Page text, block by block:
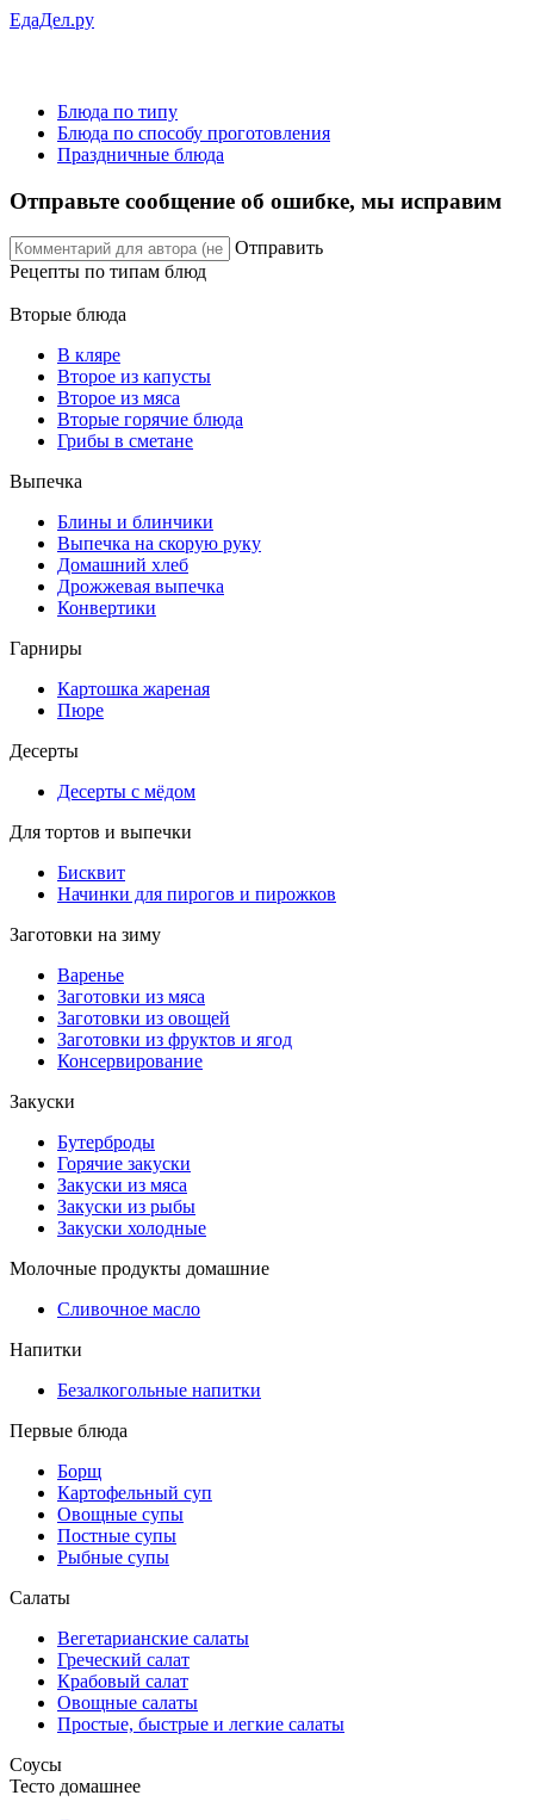
ЕдаДел.ру
Блюда по типу
Блюда по способу проготовления
Праздничные блюда
Отправьте сообщение об ошибке, мы исправим
Отправить
Рецепты по типам блюд
Вторые блюда
В кляре
Второе из капусты
Второе из мяса
Вторые горячие блюда
Грибы в сметане
Выпечка
Блины и блинчики
Выпечка на скорую руку
Домашний хлеб
Дрожжевая выпечка
Конвертики
Гарниры
Картошка жареная
Пюре
Десерты
Десерты с мёдом
Для тортов и выпечки
Бисквит
Начинки для пирогов и пирожков
Заготовки на зиму
Варенье
Заготовки из мяса
Заготовки из овощей
Заготовки из фруктов и ягод
Консервирование
Закуски
Бутерброды
Горячие закуски
Закуски из мяса
Закуски из рыбы
Закуски холодные
Молочные продукты домашние
Сливочное масло
Напитки
Безалкогольные напитки
Первые блюда
Борщ
Картофельный суп
Овощные супы
Постные супы
Рыбные супы
Салаты
Вегетарианские салаты
Греческий салат
Крабовый салат
Овощные салаты
Простые, быстрые и легкие салаты
Соусы
Тесто домашнее